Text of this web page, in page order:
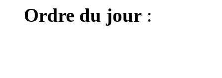
Ordre du jour :